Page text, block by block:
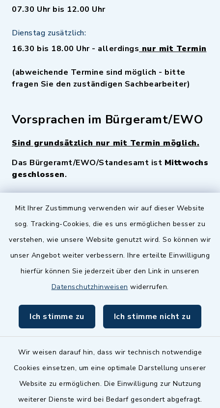
Mit Ihrer Zustimmung verwenden wir auf dieser Website
sog. Tracking-Cookies, die es uns ermöglichen besser zu
verstehen, wie unsere Website genutzt wird. So können wir
unser Angebot weiter verbessern. Ihre erteilte Einwilligung
hierfür können Sie jederzeit über den Link in unseren
Datenschutzhinweisen widerrufen.
Ich stimme zu Ich stimme nicht zu
Wir weisen darauf hin, dass wir technisch notwendige
Cookies einsetzen, um eine optimale Darstellung unserer
Website zu ermöglichen. Die Einwilligung zur Nutzung
weiterer Dienste wird bei Bedarf gesondert abgefragt.
07.30 Uhr bis 12.00 Uhr
Dienstag zusätzlich:
16.30 bis 18.00 Uhr - allerdings nur mit Termin
(abweichende Termine sind möglich - bitte
fragen Sie den zuständigen Sachbearbeiter)
Vorsprachen im Bürgeramt/EWO
Sind grundsätzlich nur mit Termin möglich.
Das Bürgeramt/EWO/Standesamt ist Mittwochs
geschlossen.
Quicklinks
Zenngrund Allianz
Dillenberggruppe
inixmedia GmbH